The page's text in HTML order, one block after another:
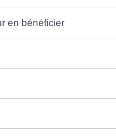
en bénéficier